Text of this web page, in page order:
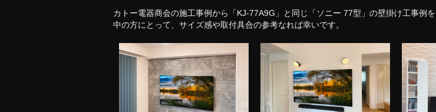
カトー電器商会の施工事例から「KJ-77A9G」と同じ「ソニー 77型」の壁掛け工事例
中の方にとって、サイズ感や取付具合の参考なれば幸いです。